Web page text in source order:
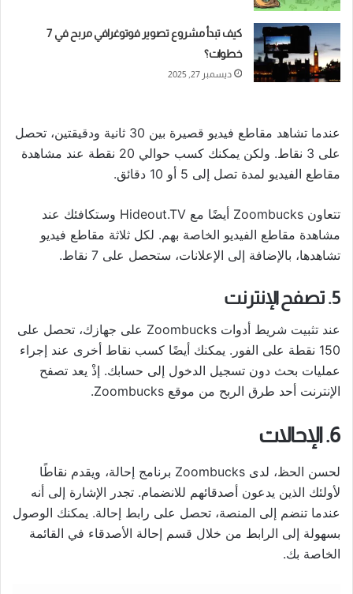
كيف تبدأ مشروع تصوير فوتوغرافي مربح في 7
خطوات؟
ديسمبر 27, 2025
عندما تشاهد مقاطع فيديو قصيرة بين 30 ثانية ودقيقتين، تحصل
على 3 نقاط. ولكن يمكنك كسب حوالي 20 نقطة عند مشاهدة
مقاطع الفيديو لمدة تصل إلى 5 أو 10 دقائق.
تتعاون Zoombucks أيضًا مع Hideout.TV وستكافئك عند
مشاهدة مقاطع الفيديو الخاصة بهم. لكل ثلاثة مقاطع فيديو
تشاهدها، بالإضافة إلى الإعلانات، ستحصل على 7 نقاط.
5. تصفح الإنترنت
عند تثبيت شريط أدوات Zoombucks على جهازك، تحصل على
150 نقطة على الفور. يمكنك أيضًا كسب نقاط أخرى عند إجراء
عمليات بحث دون تسجيل الدخول إلى حسابك. إذْ يعد تصفح
الإنترنت أحد طرق الربح من موقع Zoombucks.
6. الإحالات
لحسن الحظ، لدى Zoombucks برنامج إحالة، ويقدم نقاطًا
لأولئك الذين يدعون أصدقائهم للانضمام. تجدر الإشارة إلى أنه
عندما تنضم إلى المنصة، تحصل على رابط إحالة. يمكنك الوصول
بسهولة إلى الرابط من خلال قسم إحالة الأصدقاء في القائمة
الخاصة بك.